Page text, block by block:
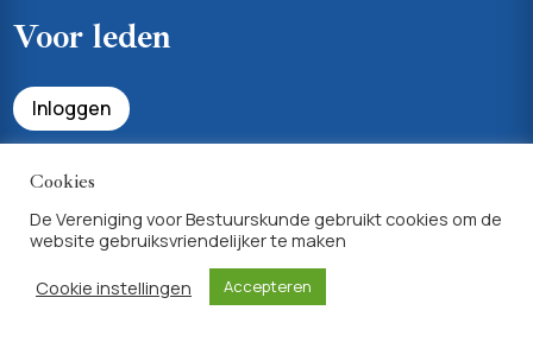
Voor leden
Inloggen
Bekijk uw profiel & lidmaatschapsvoordelen
Achtergrondinfo
Cookies
De Vereniging voor Bestuurskunde gebruikt cookies om de
website gebruiksvriendelijker te maken
Cookie instellingen
Accepteren